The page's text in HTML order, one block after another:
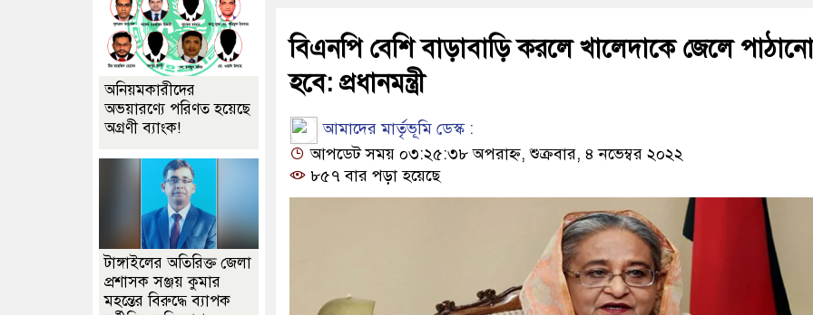
বিএনপি বেশি বাড়াবাড়ি করলে খালেদাকে জেলে পাঠানো
হবে: প্রধানমন্ত্রী
আমাদের মার্তৃভূমি ডেস্ক :
আপডেট সময় ০৩:২৫:৩৮ অপরাহ্ন, শুক্রবার, ৪ নভেম্বর ২০২২
৮৫৭ বার পড়া হয়েছে
অনিয়মকারীদের
অভয়ারণ্যে পরিণত হয়েছে
অগ্রণী ব্যাংক!
টাঙ্গাইলের অতিরিক্ত জেলা
প্রশাসক সঞ্জয় কুমার
মহন্তের বিরুদ্ধে ব্যাপক